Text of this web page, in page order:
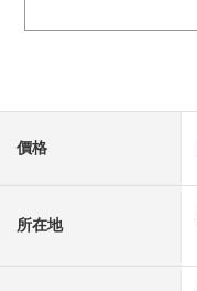
價格
所在地